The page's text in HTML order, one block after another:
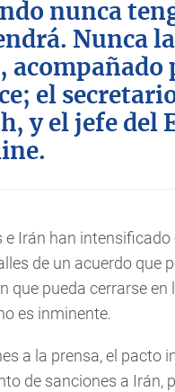
nunca
Nunca
acompañado
el
y el jefe del
e Irán han
de un acuerdo que
que pueda cerrarse
es inminente.
a la prensa, el pacto
de sanciones a Irán,